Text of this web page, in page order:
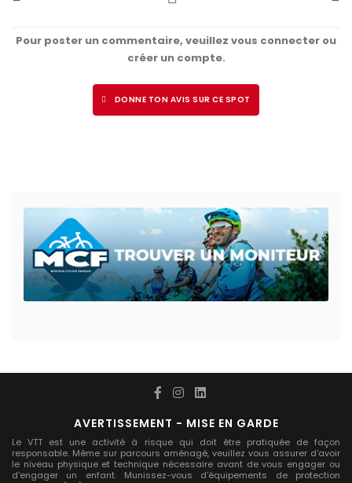
Pour poster un commentaire, veuillez vous connecter ou
créer un compte.
DONNE TON AVIS SUR CE SPOT
AVERTISSEMENT - MISE EN GARDE
Le VTT est une activité à risque qui doit être pratiquée de façon
responsable. Même sur parcours aménagé, veuillez vous assurer d'avoir
le niveau physique et technique nécessaire avant de vous engager ou
d'engager un enfant. Munissez-vous d'équipements de protection